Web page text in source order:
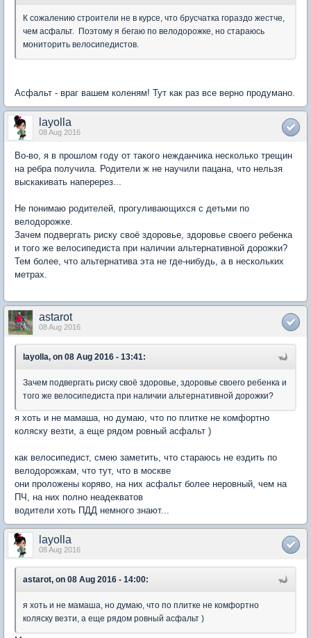
К сожалению строители не в курсе, что брусчатка гораздо жестче,
чем асфальт. Поэтому я бегаю по велодорожке, но стараюсь
мониторить велосипедистов.
Асфальт - враг вашем коленям! Тут как раз все верно продумано.
layolla
08 Aug 2016
Во-во, я в прошлом году от такого нежданчика несколько трещин
на ребра получила. Родители ж не научили пацана, что нельзя
выскакивать наперерез...
Не понимаю родителей, прогуливающихся с детьми по
велодорожке.
Зачем подвергать риску своё здоровье, здоровье своего ребенка
и того же велосипедиста при наличии альтернативной дорожки?
Тем более, что альтернатива эта не где-нибудь, а в нескольких
метрах.
astarot
08 Aug 2016
layolla, on 08 Aug 2016 - 13:41:
Зачем подвергать риску своё здоровье, здоровье своего ребенка и
того же велосипедиста при наличии альтернативной дорожки?
я хоть и не мамаша, но думаю, что по плитке не комфортно
коляску везти, а еще рядом ровный асфальт )
как велосипедист, смею заметить, что стараюсь не ездить по
велодорожкам, что тут, что в москве
они проложены коряво, на них асфальт более неровный, чем на
ПЧ, на них полно неадекватов
водители хоть ПДД немного знают...
layolla
08 Aug 2016
astarot, on 08 Aug 2016 - 14:00:
я хоть и не мамаша, но думаю, что по плитке не комфортно
коляску везти, а еще рядом ровный асфальт )